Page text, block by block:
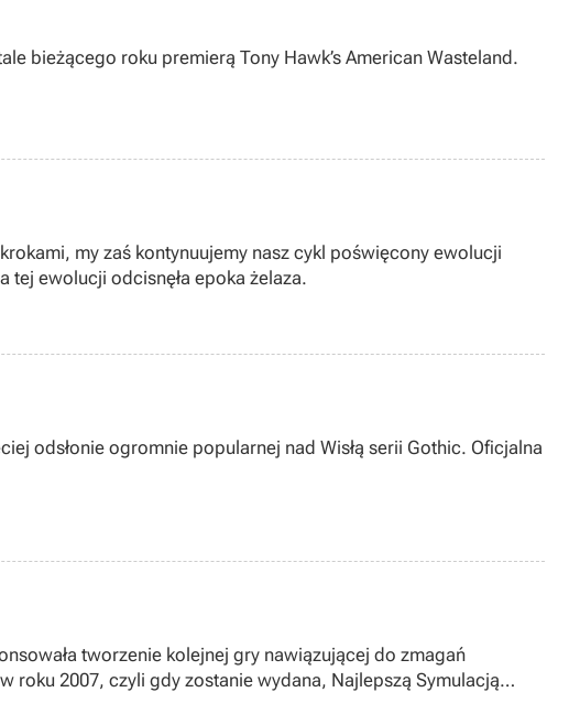
bieżącego roku premierą Tony Hawk’s American Wasteland.
my zaś kontynuujemy nasz cykl poświęcony ewolucji
tej ewolucji odcisnęła epoka żelaza.
odsłonie ogromnie popularnej nad Wisłą serii Gothic. Oficjalna
tworzenie kolejnej gry nawiązującej do zmagań
roku 2007, czyli gdy zostanie wydana, Najlepszą Symulacją